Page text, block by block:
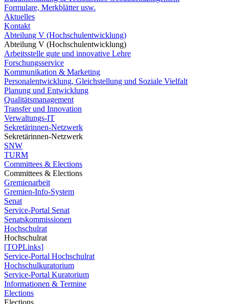
Formulare, Merkblätter usw.
Aktuelles
Kontakt
Abteilung V (Hochschulentwicklung)
Abteilung V (Hochschulentwicklung)
Arbeitsstelle gute und innovative Lehre
Forschungsservice
Kommunikation & Marketing
Personalentwicklung, Gleichstellung und Soziale Vielfalt
Planung und Entwicklung
Qualitätsmanagement
Transfer und Innovation
Verwaltungs-IT
Sekretärinnen-Netzwerk
Sekretärinnen-Netzwerk
SNW
TURM
Committees & Elections
Committees & Elections
Gremienarbeit
Gremien-Info-System
Senat
Service-Portal Senat
Senatskommissionen
Hochschulrat
Hochschulrat
[TOPLinks]
Service-Portal Hochschulrat
Hochschulkuratorium
Service-Portal Kuratorium
Informationen & Termine
Elections
Elections